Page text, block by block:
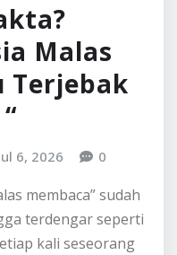
Malas
Terjebak
6, 2026 0
membaca” sudah
terdengar seperti
kali seseorang